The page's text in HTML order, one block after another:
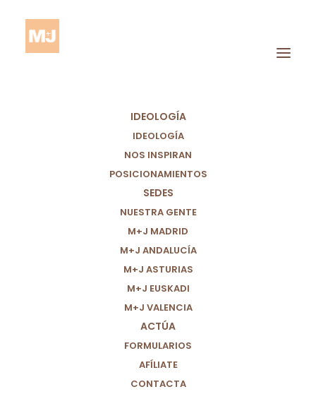
IDEOLOGÍA
IDEOLOGÍA
NOS INSPIRAN
POSICIONAMIENTOS
SEDES
NUESTRA GENTE
M+J MADRID
M+J ANDALUCÍA
M+J ASTURIAS
M+J EUSKADI
M+J VALENCIA
ACTÚA
FORMULARIOS
AFÍLIATE
CONTACTA
Derechos Laborales.